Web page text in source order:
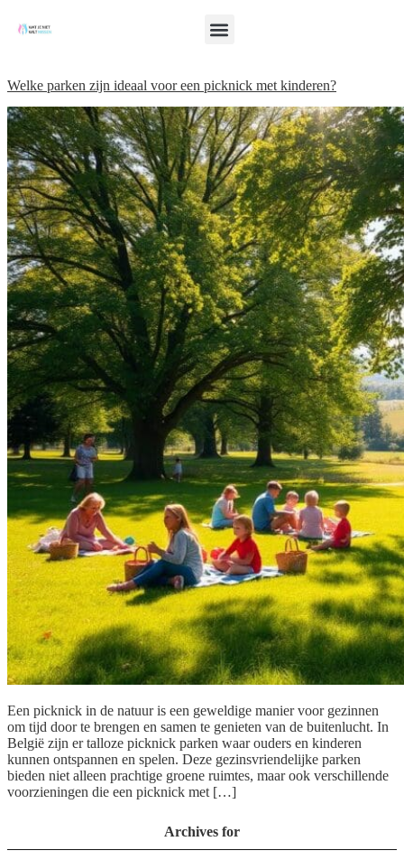
Welke parken zijn ideaal voor een picknick met kinderen?
Een picknick in de natuur is een geweldige manier voor gezinnen
om tijd door te brengen en samen te genieten van de buitenlucht. In
België zijn er talloze picknick parken waar ouders en kinderen
kunnen ontspannen en spelen. Deze gezinsvriendelijke parken
bieden niet alleen prachtige groene ruimtes, maar ook verschillende
voorzieningen die een picknick met […]
Archives for